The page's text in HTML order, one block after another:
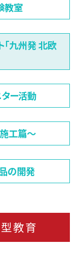
教室
「九州発 北欧
ー活動
工篇〜
の開発
教育